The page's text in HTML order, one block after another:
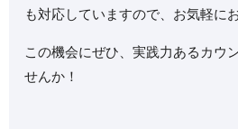
も対応していますので、お気軽に
この機会にぜひ、実践力あるカウ
せんか！